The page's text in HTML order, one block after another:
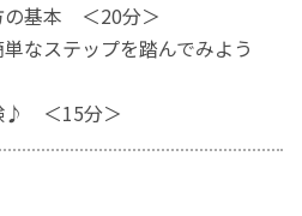
基本 ＜20分＞
なステップを踏んでみよう
♪ ＜15分＞